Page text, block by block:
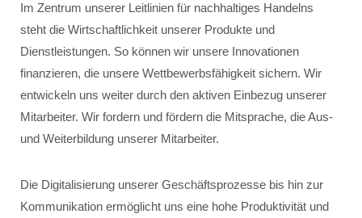
Im Zentrum unserer Leitlinien für nachhaltiges Handelns
steht die Wirtschaftlichkeit unserer Produkte und
Dienstleistungen. So können wir unsere Innovationen
finanzieren, die unsere Wettbewerbsfähigkeit sichern. Wir
entwickeln uns weiter durch den aktiven Einbezug unserer
Mitarbeiter. Wir fordern und fördern die Mitsprache, die Aus-
und Weiterbildung unserer Mitarbeiter.
Die Digitalisierung unserer Geschäftsprozesse bis hin zur
Kommunikation ermöglicht uns eine hohe Produktivität und